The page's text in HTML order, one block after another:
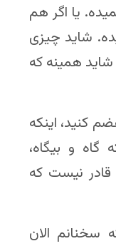
یا اگر هم
شاید چیزی
شاید همینه که
کنید، اینکه
گاه و بیگاه،
نیست که
که سخنانم الان